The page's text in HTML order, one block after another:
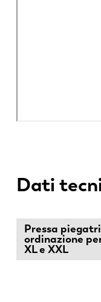
Dati
Pressa
ordinazione
XL e XXL